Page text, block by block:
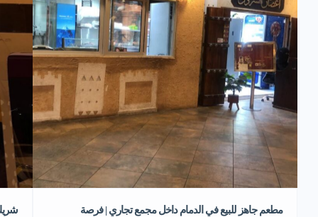
مطعم جاهز للبيع في الدمام داخل مجمع تجاري | فرصة